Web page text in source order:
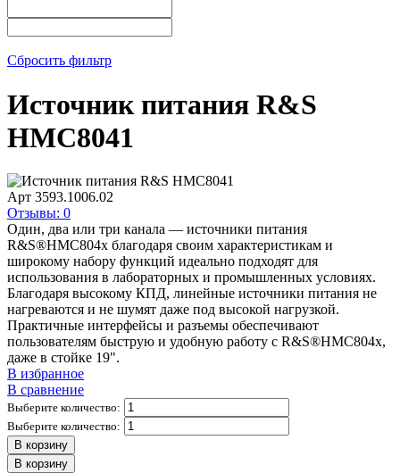
Сбросить фильтр
Источник питания R&S
HMC8041
Арт 3593.1006.02
Отзывы: 0
Один, два или три канала — источники питания
R&S®HMC804x благодаря своим характеристикам и
широкому набору функций идеально подходят для
использования в лабораторных и промышленных условиях.
Благодаря высокому КПД, линейные источники питания не
нагреваются и не шумят даже под высокой нагрузкой.
Практичные интерфейсы и разъемы обеспечивают
пользователям быструю и удобную работу с R&S®HMC804x,
даже в стойке 19".
В избранное
В сравнение
Выберите количество:
Выберите количество:
В корзину
В корзину